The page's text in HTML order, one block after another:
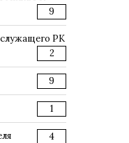
9
РК
2
9
1
4